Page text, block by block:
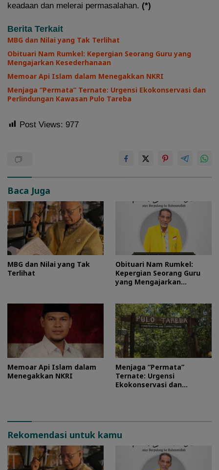
keadaan dan melerai permasalahan. (*)
Berita Terkait
MBG dan Nilai yang Tak Terlihat
Obituari Nam Rumkel: Kepergian Seorang Guru yang
Mengajarkan Kesederhanaan
Memoar Api Islam dalam Menegakkan NKRI
Menjaga “Permata” Ternate: Urgensi Ekokonservasi dan
Perlindungan Kawasan Pulo Tareba
Post Views: 977
Baca Juga
MBG dan Nilai yang Tak
Terlihat
Obituari Nam Rumkel:
Kepergian Seorang Guru
yang Mengajarkan
Memoar Api Islam dalam
Menegakkan NKRI
Menjaga “Permata”
Ternate: Urgensi
Ekokonservasi dan
Rekomendasi untuk kamu